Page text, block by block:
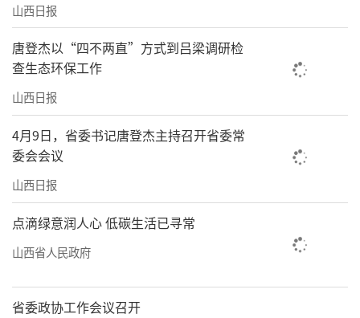
山西日报
唐登杰以“四不两直”方式到吕梁调研检
查生态环保工作
山西日报
4月9日，省委书记唐登杰主持召开省委常
委会会议
山西日报
点滴绿意润人心 低碳生活已寻常
山西省人民政府
省委政协工作会议召开